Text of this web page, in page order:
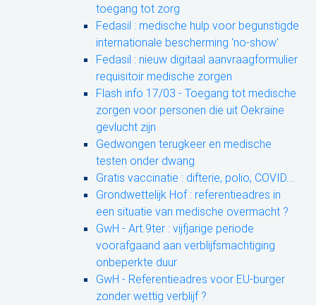
toegang tot zorg
Fedasil : medische hulp voor begunstigde
internationale bescherming ‘no-show’
Fedasil : nieuw digitaal aanvraagformulier
requisitoir medische zorgen
Flash info 17/03 - Toegang tot medische
zorgen voor personen die uit Oekraïne
gevlucht zijn
Gedwongen terugkeer en medische
testen onder dwang
Gratis vaccinatie : difterie, polio, COVID...
Grondwettelijk Hof : referentieadres in
een situatie van medische overmacht ?
GwH - Art.9ter : vijfjarige periode
voorafgaand aan verblijfsmachtiging
onbeperkte duur
GwH - Referentieadres voor EU-burger
zonder wettig verblijf ?